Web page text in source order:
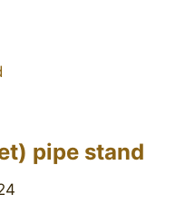
pipe stand